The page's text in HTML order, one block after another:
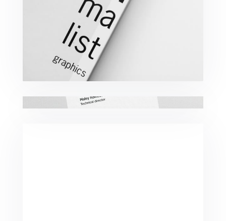
Minimalist Graphics Book
Komacco Business Card